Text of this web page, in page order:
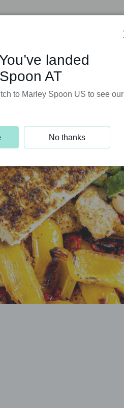
landed
AT
to Marley Spoon US to see our
No thanks